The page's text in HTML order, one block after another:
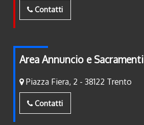
Contatti
Area Annuncio e Sacramenti
Piazza Fiera, 2 - 38122 Trento
Contatti